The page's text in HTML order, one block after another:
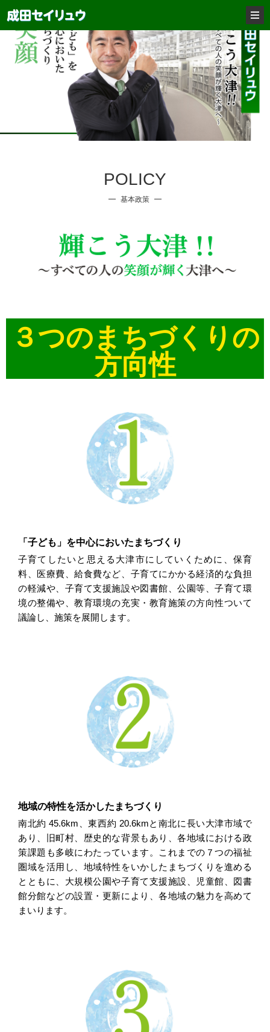
POLICY
基本政策
３つのまちづくりの
方向性
「子ども」を中心においたまちづくり
子育てしたいと思える大津市にしていくために、保育
料、医療費、給食費など、子育てにかかる経済的な負担
の軽減や、子育て支援施設や図書館、公園等、子育て環
境の整備や、教育環境の充実・教育施策の方向性ついて
議論し、施策を展開します。
地域の特性を活かしたまちづくり
南北約 45.6km、東西約 20.6kmと南北に長い大津市域で
あり、旧町村、歴史的な背景もあり、各地域における政
策課題も多岐にわたっています。これまでの７つの福祉
圏域を活用し、地域特性をいかしたまちづくりを進める
とともに、大規模公園や子育て支援施設、児童館、図書
館分館などの設置・更新により、各地域の魅力を高めて
まいります。